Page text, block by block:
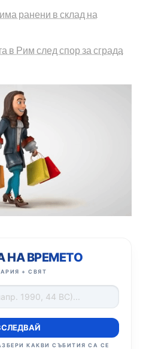
ранени в склад на
в Рим след спор за сграда
ВРЕМЕТО
+ СВЯТ
КАКВИ СЪБИТИЯ СА СЕ